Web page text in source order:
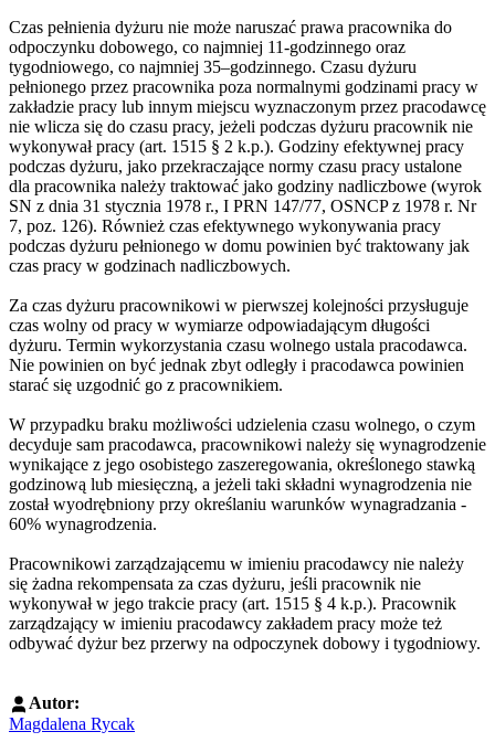
Czas pełnienia dyżuru nie może naruszać prawa pracownika do
odpoczynku dobowego, co najmniej 11-godzinnego oraz
tygodniowego, co najmniej 35–godzinnego. Czasu dyżuru
pełnionego przez pracownika poza normalnymi godzinami pracy w
zakładzie pracy lub innym miejscu wyznaczonym przez pracodawcę
nie wlicza się do czasu pracy, jeżeli podczas dyżuru pracownik nie
wykonywał pracy (art. 1515 § 2 k.p.). Godziny efektywnej pracy
podczas dyżuru, jako przekraczające normy czasu pracy ustalone
dla pracownika należy traktować jako godziny nadliczbowe (wyrok
SN z dnia 31 stycznia 1978 r., I PRN 147/77, OSNCP z 1978 r. Nr
7, poz. 126). Również czas efektywnego wykonywania pracy
podczas dyżuru pełnionego w domu powinien być traktowany jak
czas pracy w godzinach nadliczbowych.
Za czas dyżuru pracownikowi w pierwszej kolejności przysługuje
czas wolny od pracy w wymiarze odpowiadającym długości
dyżuru. Termin wykorzystania czasu wolnego ustala pracodawca.
Nie powinien on być jednak zbyt odległy i pracodawca powinien
starać się uzgodnić go z pracownikiem.
W przypadku braku możliwości udzielenia czasu wolnego, o czym
decyduje sam pracodawca, pracownikowi należy się wynagrodzenie
wynikające z jego osobistego zaszeregowania, określonego stawką
godzinową lub miesięczną, a jeżeli taki składni wynagrodzenia nie
został wyodrębniony przy określaniu warunków wynagradzania -
60% wynagrodzenia.
Pracownikowi zarządzającemu w imieniu pracodawcy nie należy
się żadna rekompensata za czas dyżuru, jeśli pracownik nie
wykonywał w jego trakcie pracy (art. 1515 § 4 k.p.). Pracownik
zarządzający w imieniu pracodawcy zakładem pracy może też
odbywać dyżur bez przerwy na odpoczynek dobowy i tygodniowy.
Autor:
Magdalena Rycak